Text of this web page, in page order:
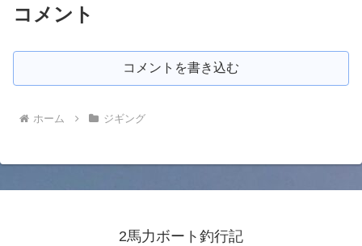
コメント
コメントを書き込む
ホーム ジギング
2馬力ボート釣行記